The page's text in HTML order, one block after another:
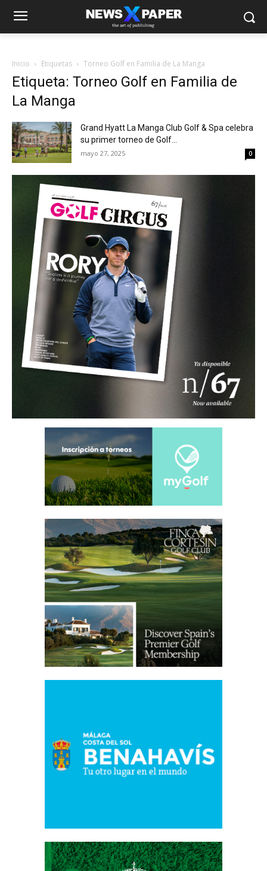
Inicio Etiquetas Torneo Golf en Familia de La Manga
Etiqueta: Torneo Golf en Familia de
La Manga
Grand Hyatt La Manga Club Golf & Spa celebra
su primer torneo de Golf...
mayo 27, 2025 0